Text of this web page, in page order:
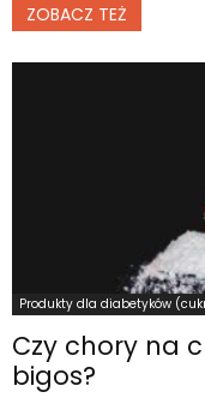
ZOBACZ TEŻ
Produkty dla diabetyków
Czy chory na
bigos?